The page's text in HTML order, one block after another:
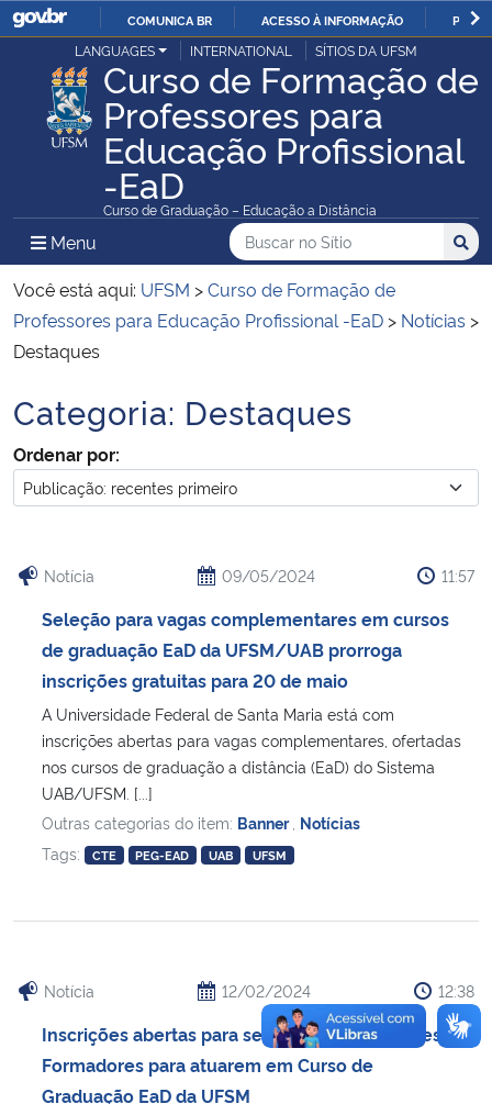
IR
PARA
O
CONTEÚDO
COMUNICA BR ACESSO À INFORMAÇÃO
Ministério da Justiça e Segurança Pública
Ministério da Defesa
Ministério das Relações Exteriores
Ministério da Infraestrutura
Ministério da Educação
Ministério da Cidadania
Ministério da Saúde
Ministério de Minas e Energia
Ministério da Ciência, Tecnologia, Inovações e Comunicações
Ministério do Meio Ambiente
Ministério do Turismo
Ministério do Desenvolvimento Regional
Controladoria-Geral da União
Secretaria-Geral
Secretaria de Governo
LANGUAGES INTERNATIONAL SÍTIOS DA UFSM
Curso de Formação de
Professores para
Educação Profissional
-EaD
Curso de Graduação – Educação a Distância
Menu Menu Principal do Sítio
Busca
Buscar no no Sítio
Busca:
Você está aqui: UFSM >Curso de Formação de
Professores para Educação Profissional -EaD > Notícias >
Destaques
Início do conteúdo
Categoria: Destaques
Ordenar por:
Notícia 09/05/2024 11:57
Seleção para vagas complementares em cursos
de graduação EaD da UFSM/UAB prorroga
inscrições gratuitas para 20 de maio
A Universidade Federal de Santa Maria está com
inscrições abertas para vagas complementares, ofertadas
nos cursos de graduação a distância (EaD) do Sistema
UAB/UFSM. [...]
Outras categorias do item: Banner Notícias
Tags:
CTE PEG-EAD UAB UFSM
Notícia 12/02/2024 12:38
Inscrições abertas para seleção de Professores
Formadores para atuarem em Curso de
Graduação EaD da UFSM